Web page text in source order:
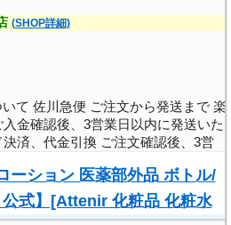
(SHOP詳細)
て 佐川急便 ご注文から発送まで 楽
金確認後、3営業日以内に発送いた
済、代金引換 ご注文確認後、3営
ご選択いただける配送時間帯 ゆう
ーション 医薬部外品 ボトル/
式】[Attenir 化粧品 化粧水